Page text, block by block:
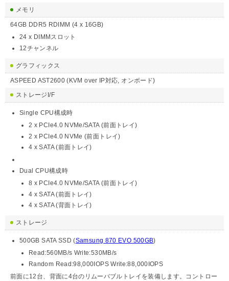
メモリ
64GB DDR5 RDIMM (4 x 16GB)
24 x DIMMスロット
12チャンネル
グラフィックス
ASPEED AST2600 (KVM over IP対応, オンボード)
ストレージI/F
Single CPU構成時
2 x PCIe4.0 NVMe/SATA (前面トレイ)
2 x PCIe4.0 NVMe (前面トレイ)
4 x SATA (前面トレイ)
Dual CPU構成時
8 x PCIe4.0 NVMe/SATA (前面トレイ)
4 x SATA (前面トレイ)
4 x SATA (背面トレイ)
ストレージ
500GB SATA SSD (Samsung 870 EVO 500GB)
Read:560MB/s Write:530MB/s
Random Read:98,000IOPS Write:88,000IOPS
前面に12台、背面に4台のリムーバブルトレイを装備します。コントロー